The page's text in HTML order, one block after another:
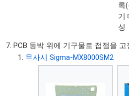
록
기
성
PCB 동박 위에 기구물로 접점을 고
무사시 Sigma-MX8000SM2